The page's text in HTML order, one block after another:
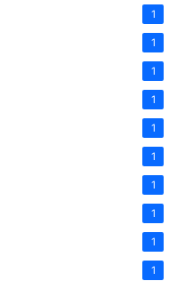
1
1
1
1
1
1
1
1
1
1